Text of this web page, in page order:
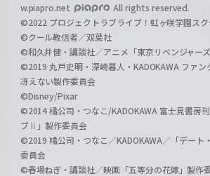
w.piapro.net
All rights reserved.
©2022 プロジェクトラブライブ！虹ヶ咲学園ス
©クール教信者／双葉社
©和久井健・講談社／アニメ「東京リベンジャー
©2019 丸戸史明・深崎暮人・KADOKAWA ファン
冴えない製作委員会
©Disney/Pixar
©2014 橘公司・つなこ/KADOKAWA 富士見書房
ブⅡ」製作委員会
©2019 橘公司・つなこ／KADOKAWA／「デー
委員会
©春場ねぎ・講談社／映画「五等分の花嫁」製作